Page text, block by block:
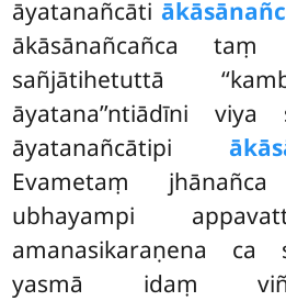
āyatanañcāti
ākāsānañcañca taṃ
sañjātihetuttā
āyatana’’ntiādīni viya
āyatanañcātipi
Evametaṃ jhānañca
ubhayampi
amanasikaraṇena ca
yasmā idaṃ